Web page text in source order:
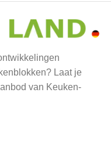
Laat je
van Keuken-